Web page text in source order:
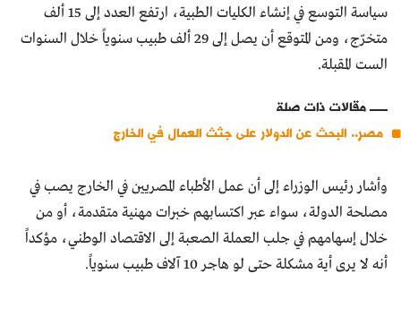
سياسة التوسع في إنشاء الكليات الطبية، ارتفع العدد إلى 15 ألف
متخرّج، ومن المتوقع أن يصل إلى 29 ألف طبيب سنوياً خلال السنوات
الست المقبلة.
مقالات ذات صلة
مصر.. البحث عن الدولار على جثث العمال في الخارج
وأشار رئيس الوزراء إلى أن عمل الأطباء المصريين في الخارج يصب في
مصلحة الدولة، سواء عبر اكتسابهم خبرات مهنية متقدمة، أو من
خلال إسهامهم في جلب العملة الصعبة إلى الاقتصاد الوطني، مؤكداً
أنه لا يرى أية مشكلة حتى لو هاجر 10 آلاف طبيب سنوياً.